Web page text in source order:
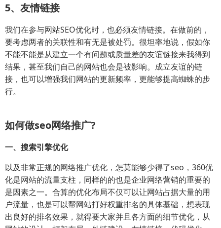
5、友情链接
我们在参与网站SEO优化时，也必须友情链接。在做前的，
要考虑两者的关联性和有无是被处罚。很坦率地说，假如你
不能不能是从建立一个有问题或质量差的友谊链接来我得到
结果，甚至我们自己的网站也会是被影响。成立友谊的链
接，也可以增强我们网站的更新频率，更能够提高蜘蛛的步
行。
如何做seo网络推广?
一、搜索引擎优化
以及非常正规的网络推广优化，怎莫能够少得了seo，360优
化是网站的流量支柱，同样的的也是企业网络营销的重要的
是因素之一。合算的优化布局不仅可以让网站占据大量的用
户流量，也是可以帮网站打好权重排名的具体基础，想表现
出良好的排名效果，就得要大家并且各方面的细节优化，从